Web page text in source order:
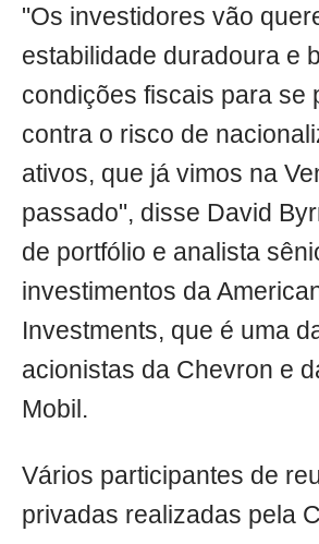
"Os investidores vão
estabilidade duradoura e
condições fiscais para se
contra o risco de
ativos, que já vimos na
passado", disse David
de portfólio e analista
investimentos da
Investments, que é uma
acionistas da Chevron e
Mobil.
Vários participantes de
privadas realizadas pela